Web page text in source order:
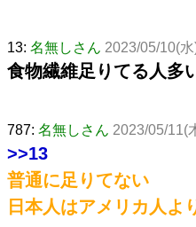
13: 名無しさん 2023/05/10(
食物繊維足りてる人多
787: 名無しさん 2023/05/11(
>>13
普通に足りてない
日本人はアメリカ人よ